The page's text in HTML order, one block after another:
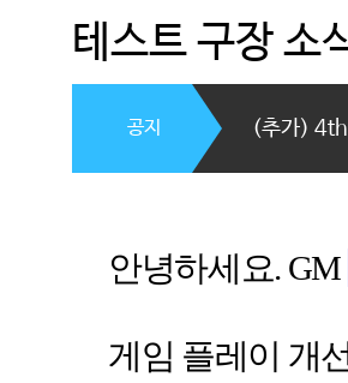
테스트 구장 소
(추가) 4th
공지
안녕하세요. GM
게임 플레이 개